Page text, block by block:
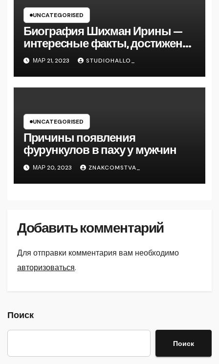
UNCATEGORISED
Биография Шихман Ирины —
интересные факты, достижения
и путь к успеху
МАР 21, 2023 STUDIOHALLO_
UNCATEGORISED
Причины появления
фурункулов в паху у мужчин
МАР 20, 2023 ZNAKCOMSTVA_
Добавить комментарий
Для отправки комментария вам необходимо
авторизоваться.
Поиск
Поиск